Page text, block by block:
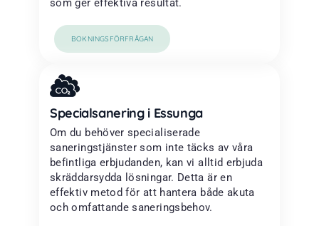
som ger effektiva resultat.
BOKNINGSFÖRFRÅGAN
Specialsanering i Essunga
Om du behöver specialiserade
saneringstjänster som inte täcks av våra
befintliga erbjudanden, kan vi alltid erbjuda
skräddarsydda lösningar. Detta är en
effektiv metod för att hantera både akuta
och omfattande saneringsbehov.